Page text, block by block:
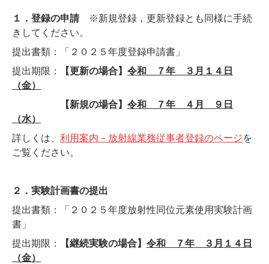
１．登録の申請
※新規登録，更新登録とも同様に手続
きしてください。
提出書類：「２０２５年度登録申請書」
提出期限：
【更新の場合】 令和 ７年 ３月１４日
（金）
【新規の場合】 令和 ７年 ４月 ９日
（水）
詳しくは、 利用案内－放射線業務従事者登録のページを
ご覧ください。
２．実験計画書の提出
提出書類：「２０２５年度放射性同位元素使用実験計画
書」
提出期限：
【継続実験の場合】 令和 ７年 ３月１４日
（金）